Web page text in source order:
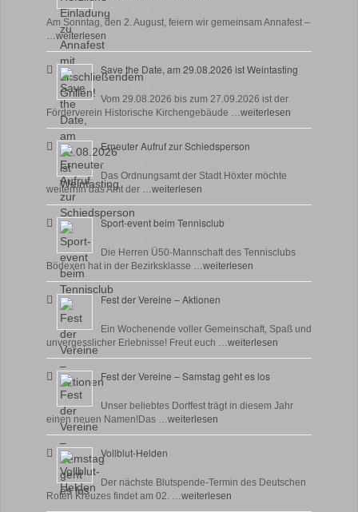
Am Sonntag, den 2. August, feiern wir gemeinsam Annafest –
…weiterlesen
Save the Date, am 29.08.2026 ist Weintasting
Vom 29.08.2026 bis zum 27.09.2026 ist der
Förderverein Historische Kirchengebäude …weiterlesen
Erneuter Aufruf zur Schiedsperson
8 Juli, 2026
Das Ordnungsamt der Stadt Höxter möchte
weiterhin das Amt der …weiterlesen
Sport-event beim Tennisclub
Die Herren Ü50-Mannschaft des Tennisclubs
Bödexen hat in der Bezirksklasse …weiterlesen
Fest der Vereine – Aktionen
Ein Wochenende voller Gemeinschaft, Spaß und
unvergesslicher Erlebnisse! Freut euch …weiterlesen
Fest der Vereine – Samstag geht es los
Unser beliebtes Dorffest trägt in diesem Jahr
einen neuen Namen!Das …weiterlesen
Vollblut-Helden
Der nächste Blutspende-Termin des Deutschen
Roten Kreuzes findet am 02. …weiterlesen